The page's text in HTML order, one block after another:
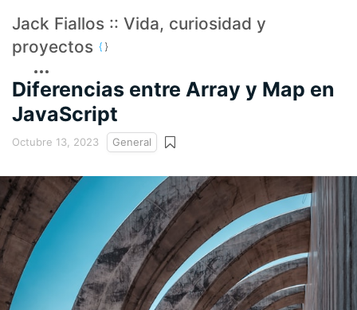
Jack Fiallos :: Vida, curiosidad y
proyectos
Diferencias entre Array y Map en
JavaScript
Octubre 13, 2023 General